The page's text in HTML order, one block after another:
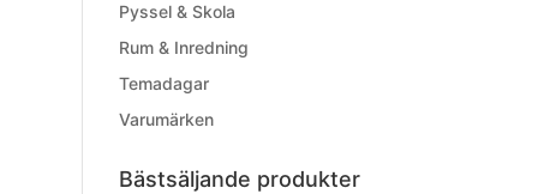
Pyssel & Skola
Rum & Inredning
Temadagar
Varumärken
Bästsäljande produkter